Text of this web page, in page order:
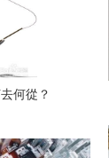
何從？